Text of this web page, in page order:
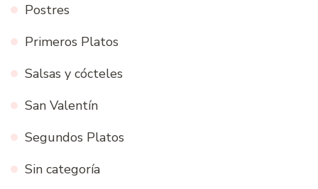
Postres
Primeros Platos
Salsas y cócteles
San Valentín
Segundos Platos
Sin categoría